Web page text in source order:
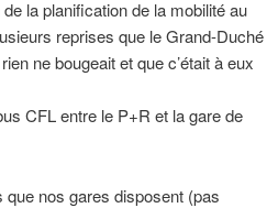
la planification de la mobilité au
reprises que le Grand-Duché
ne bougeait et que c’était à eux
CFL entre le P+R et la gare de
que nos gares disposent (pas